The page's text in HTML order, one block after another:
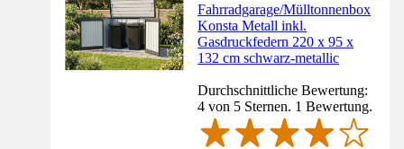
Fahrradgarage/Mülltonnenbox
Konsta Metall inkl.
Gasdruckfedern 220 x 95 x
132 cm schwarz-metallic
Durchschnittliche Bewertung:
4 von 5 Sternen. 1 Bewertung.